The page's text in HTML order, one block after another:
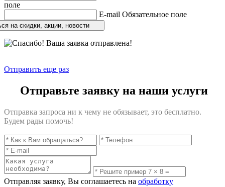
поле
E-mail Обязательное поле
на скидки, акции, новости
Отправить еще раз
Отправьте заявку на наши услуги
Отправка запроса ни к чему не обязывает, это бесплатно.
Будем рады помочь!
Отправляя заявку, Вы соглашаетесь на обработку